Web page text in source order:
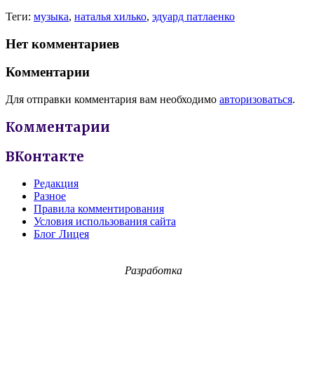
Теги: музыка, наталья хилько, эдуард патлаенко
Нет комментариев
Комментарии
Для отправки комментария вам необходимо авторизоваться.
Комментарии
ВКонтакте
Редакция
Разное
Правила комментирования
Условия использования сайта
Блог Лицея
Разработка